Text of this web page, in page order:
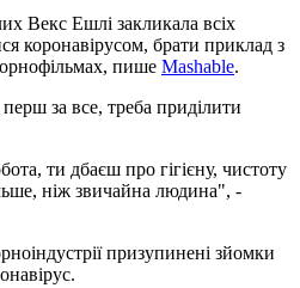
Векс Ешлі закликала всіх
коронавірусом, брати приклад з
пише Mashable.
за все, треба приділити
ти дбаєш про гігієну, чистоту
ніж звичайна людина", -
призупинені зйомки